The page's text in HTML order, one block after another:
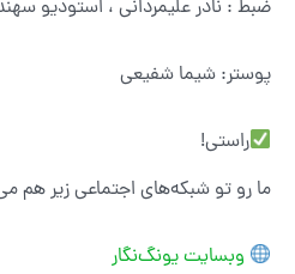
ضبط : نادر علیمردانی ، استودیو
پوستر: شیما شفیعی
راستی!
ما رو تو شبکه‌های اجتماعی زیر هم
وبسایت یونگ‌نگار